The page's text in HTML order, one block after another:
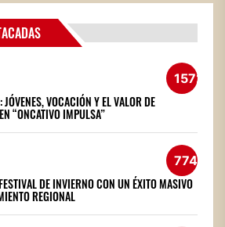
1572
VOCACIÓN Y EL VALOR DE
“ONCATIVO IMPULSA”
774
DE INVIERNO CON UN ÉXITO MASIVO
REGIONAL